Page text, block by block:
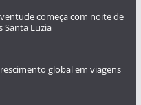
começa com noite de
Santa Luzia
global em viagens